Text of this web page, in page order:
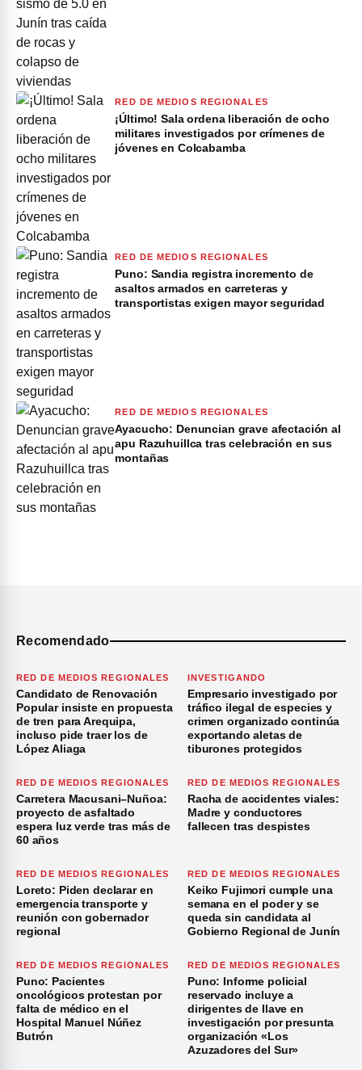
RED DE MEDIOS REGIONALES
¡Último! Sala ordena liberación de ocho
militares investigados por crímenes de
jóvenes en Colcabamba
RED DE MEDIOS REGIONALES
Puno: Sandia registra incremento de
asaltos armados en carreteras y
transportistas exigen mayor seguridad
RED DE MEDIOS REGIONALES
Ayacucho: Denuncian grave afectación al
apu Razuhuillca tras celebración en sus
montañas
Recomendado
RED DE MEDIOS REGIONALES
Candidato de Renovación
Popular insiste en propuesta
de tren para Arequipa,
incluso pide traer los de
López Aliaga
INVESTIGANDO
Empresario investigado por
tráfico ilegal de especies y
crimen organizado continúa
exportando aletas de
tiburones protegidos
RED DE MEDIOS REGIONALES
Carretera Macusani–Nuñoa:
proyecto de asfaltado
espera luz verde tras más de
60 años
RED DE MEDIOS REGIONALES
Racha de accidentes viales:
Madre y conductores
fallecen tras despistes
RED DE MEDIOS REGIONALES
Loreto: Piden declarar en
emergencia transporte y
reunión con gobernador
regional
RED DE MEDIOS REGIONALES
Keiko Fujimori cumple una
semana en el poder y se
queda sin candidata al
Gobierno Regional de Junín
RED DE MEDIOS REGIONALES
Puno: Pacientes
oncológicos protestan por
falta de médico en el
Hospital Manuel Núñez
Butrón
RED DE MEDIOS REGIONALES
Puno: Informe policial
reservado incluye a
dirigentes de Ilave en
investigación por presunta
organización «Los
Azuzadores del Sur»